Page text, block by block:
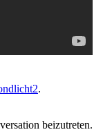
.
beizutreten.